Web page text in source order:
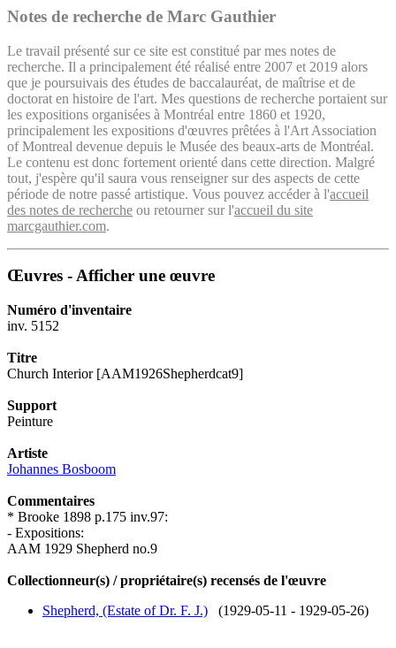
Notes de recherche de Marc Gauthier
Le travail présenté sur ce site est constitué par mes notes de
recherche. Il a principalement été réalisé entre 2007 et 2019 alors
que je poursuivais des études de baccalauréat, de maîtrise et de
doctorat en histoire de l'art. Mes questions de recherche portaient sur
les expositions organisées à Montréal entre 1860 et 1920,
principalement les expositions d'œuvres prêtées à l'Art Association
of Montreal devenue depuis le Musée des beaux-arts de Montréal.
Le contenu est donc fortement orienté dans cette direction. Malgré
tout, j'espère qu'il saura vous renseigner sur des aspects de cette
période de notre passé artistique. Vous pouvez accéder à l'accueil
des notes de recherche ou retourner sur l'accueil du site
marcgauthier.com.
Œuvres - Afficher une œuvre
Numéro d'inventaire
inv. 5152
Titre
Church Interior [AAM1926Shepherdcat9]
Support
Peinture
Artiste
Johannes Bosboom
Commentaires
* Brooke 1898 p.175 inv.97:
- Expositions:
AAM 1929 Shepherd no.9
Collectionneur(s) / propriétaire(s) recensés de l'œuvre
Shepherd, (Estate of Dr. F. J.) (1929-05-11 - 1929-05-26)